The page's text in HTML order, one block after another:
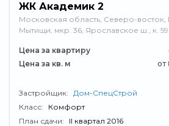
ЖК Академик 2
Московская область, Северо-
Мытищи, мкр. 36, Ярославское ш., к. 59
Цена за квартиру
Цена за кв. м
от
Застройщик: Дом-СпецСтрой
Класс:
Комфорт
План сдачи:
II квартал 2016